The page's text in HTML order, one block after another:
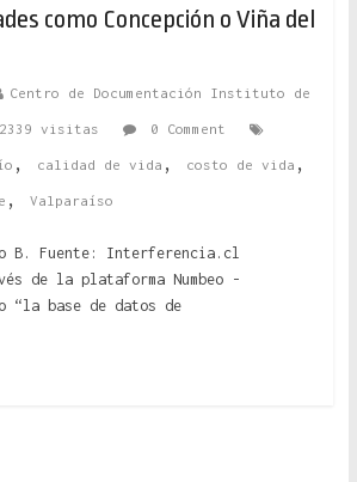
como Concepción o Viña del
Centro de Documentación Instituto de
2339 visitas 0 Comment
, calidad de vida , costo de vida ,
, Valparaíso
B. Fuente: Interferencia.cl
de la plataforma Numbeo -
“la base de datos de